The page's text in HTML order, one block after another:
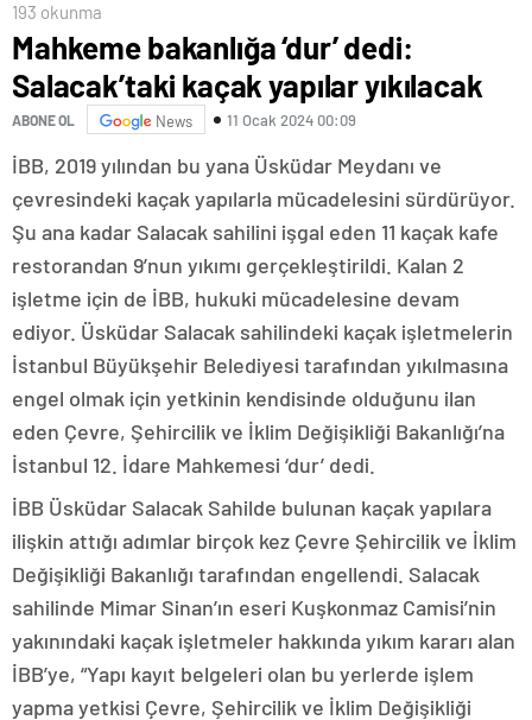
193 okunma
Mahkeme bakanlığa ‘dur’ dedi:
Salacak’taki kaçak yapılar yıkılacak
ABONE OL News 11 Ocak 2024 00:09
İBB, 2019 yılından bu yana Üsküdar Meydanı ve
çevresindeki kaçak yapılarla mücadelesini sürdürüyor.
Şu ana kadar Salacak sahilini işgal eden 11 kaçak kafe
restorandan 9’nun yıkımı gerçekleştirildi. Kalan 2
işletme için de İBB, hukuki mücadelesine devam
ediyor. Üsküdar Salacak sahilindeki kaçak işletmelerin
İstanbul Büyükşehir Belediyesi tarafından yıkılmasına
engel olmak için yetkinin kendisinde olduğunu ilan
eden Çevre, Şehircilik ve İklim Değişikliği Bakanlığı’na
İstanbul 12. İdare Mahkemesi ‘dur’ dedi.
İBB Üsküdar Salacak Sahilde bulunan kaçak yapılara
ilişkin attığı adımlar birçok kez Çevre Şehircilik ve İklim
Değişikliği Bakanlığı tarafından engellendi. Salacak
sahilinde Mimar Sinan’ın eseri Kuşkonmaz Camisi’nin
yakınındaki kaçak işletmeler hakkında yıkım kararı alan
İBB’ye, “Yapı kayıt belgeleri olan bu yerlerde işlem
yapma yetkisi Çevre, Şehircilik ve İklim Değişikliği